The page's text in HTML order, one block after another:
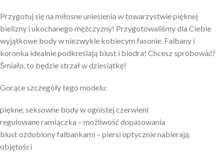
Przygotuj się na miłosne uniesienia w towarzystwie pięknej
bielizny i ukochanego mężczyzny! Przygotowaliśmy dla Ciebie
wyjątkowe body w niezwykle kobiecym fasonie. Falbany i
koronka idealnie podkreślają biust i biodra! Chcesz spróbować?
Śmiało, to będzie strzał w dziesiątkę!
Gorące szczegóły tego modelu:
piękne, seksowne body w ognistej czerwieni
regulowane ramiączka – możliwość dopasowania
biust ozdobiony falbankami – piersi optycznie nabierają
objętości